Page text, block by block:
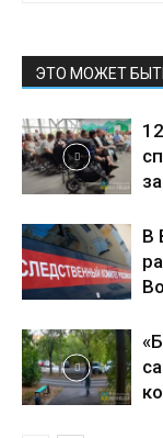
ЭТО МОЖЕТ
В